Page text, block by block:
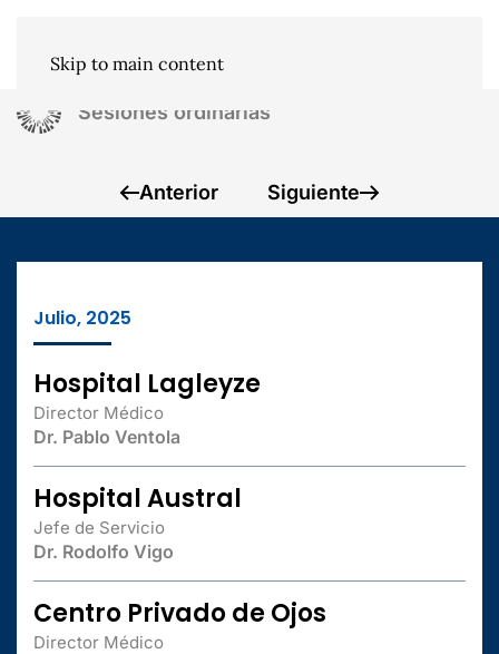
Skip to main content
Sesiones ordinarias
Anterior Siguiente
Julio, 2025
Hospital Lagleyze
Director Médico
Dr. Pablo Ventola
Hospital Austral
Jefe de Servicio
Dr. Rodolfo Vigo
Centro Privado de Ojos
Director Médico